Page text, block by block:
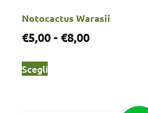
Notocactus Warasii
€5,00- €8,00
Scegli